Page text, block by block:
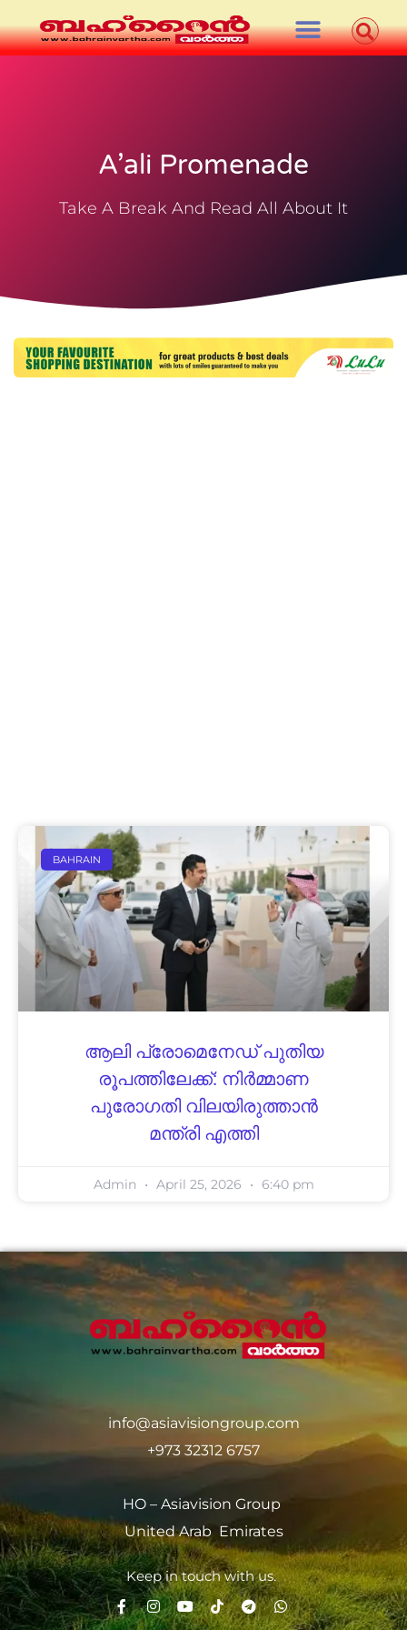
A’ali Promenade
Take A Break And Read All About It
BAHRAIN
ആലി പ്രോമെനേഡ് പുതിയ
രൂപത്തിലേക്ക്: നിര്‍മ്മാണ
പുരോഗതി വിലയിരുത്താന്‍
മന്ത്രി എത്തി
Admin April 25, 2026 6:40 pm
info@asiavisiongroup.com
+973 32312 6757
HO – Asiavision Group
United Arab Emirates
Keep in touch with us.